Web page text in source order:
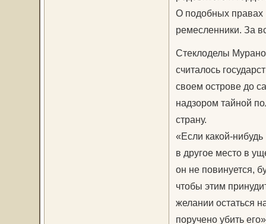
О подобных правах
ремесленники. За
Стеклоделы Мурано
считалось
своем острове до
надзором тайной
страну.
«Если какой-
в другое место в
он не повинуется,
чтобы этим
желании остаться
поручено убить